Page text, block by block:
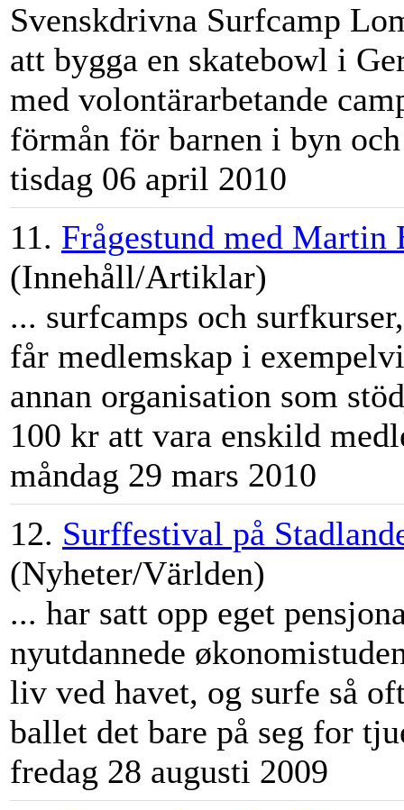
Svenskdrivna Surfcamp
att bygga en skatebowl i
med volontärarbetande
förmån för barnen i byn
tisdag 06 april 2010
11. Frågestund med Martin
(Innehåll/Artiklar)
... surfcamps och
får medlemskap i
annan organisation som
100 kr att vara enskild
måndag 29 mars 2010
12. Surffestival på
(Nyheter/Världen)
... har satt opp eget
nyutdannede
liv ved havet, og surfe så
ballet det bare på seg for
fredag 28 augusti 2009